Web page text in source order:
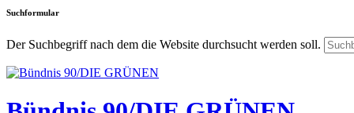
Suchformular
Der Suchbegriff nach dem die Website durchsucht werden soll.